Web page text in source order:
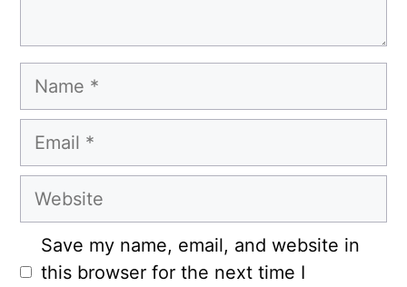
Name
Email
Website
Save my name, email, and website in
this browser for the next time I